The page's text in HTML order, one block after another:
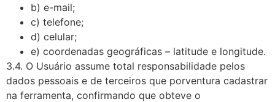
b) e-mail;
c) telefone;
d) celular;
e) coordenadas geográficas – latitude e longitude.
3.4. O Usuário assume total responsabilidade pelos
dados pessoais e de terceiros que porventura cadastrar
na ferramenta, confirmando que obteve o